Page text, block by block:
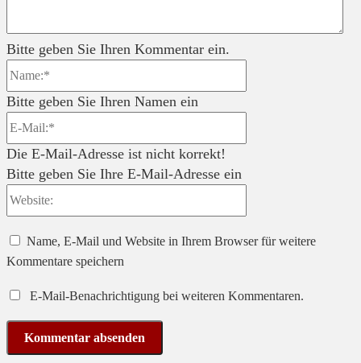
Bitte geben Sie Ihren Kommentar ein.
Bitte geben Sie Ihren Namen ein
Mail:*
Die E-Mail-Adresse ist nicht korrekt!
Bitte geben Sie Ihre E-Mail-Adresse ein
Name, E-Mail und Website in Ihrem Browser für weitere
Kommentare speichern
E-Mail-Benachrichtigung bei weiteren Kommentaren.